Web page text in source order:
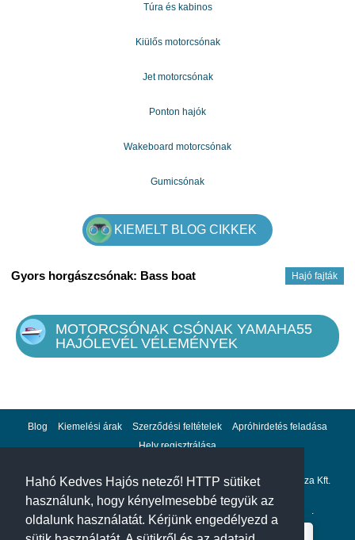
Hahó Kedves Hajós netező! HTTP sütiket
használunk, hogy kényelmesebbé tegyük az
oldalunk használatát. Kérjünk engedélyezd a
Túra és kabinos
Kiülős motorcsónak
Jet motorcsónak
Ponton hajók
Wakeboard motorcsónak
Gumicsónak
KIEMELT BLOG CIKKEK
Hajó fajták
Gyors horgászcsónak: Bass boat
MOTORCSÓNAK CSÓNAK YAMAHA55
HAJÓLEVÉL VÉLEMÉNYEK
Blog Kiemelési árak Szerződési feltételek
Apróhirdetés feladása
Hely regisztrálása
Adatvédelem Impresszum A hahohajo.hu kiadója a GlobalPlaza Kft.
A hahohajo.hu online bankkártyás fizetési partnere az .